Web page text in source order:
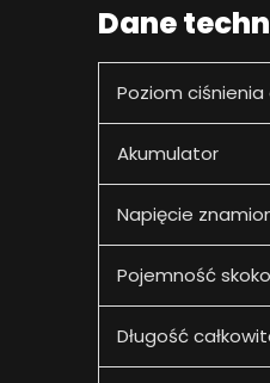
Dane
Poziom
Akumulator
Napięcie
Pojemność
Długość